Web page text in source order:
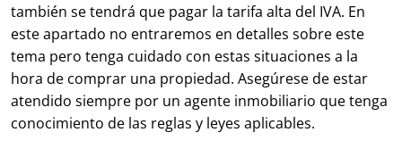
también se tendrá que pagar la tarifa alta del IVA. En
este apartado no entraremos en detalles sobre este
tema pero tenga cuidado con estas situaciones a la
hora de comprar una propiedad. Asegúrese de estar
atendido siempre por un agente inmobiliario que tenga
conocimiento de las reglas y leyes aplicables.